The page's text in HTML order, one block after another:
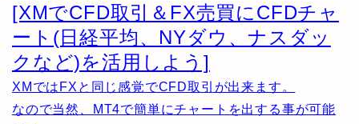
[XMでCFD取引＆FX売買にCFDチャ
ート(日経平均、NYダウ、ナスダッ
クなど)を活用しよう]
XMではFXと同じ感覚でCFD取引が出来ます。
なので当然、MT4で簡単にチャートを出する事が可能